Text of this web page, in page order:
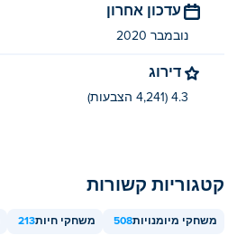
עדכון אחרון
נובמבר 2020
דירוג
4.3 (4,241 הצבעות)
קטגוריות קשורות
משחקי מיומנויות508 משחקי חיות213